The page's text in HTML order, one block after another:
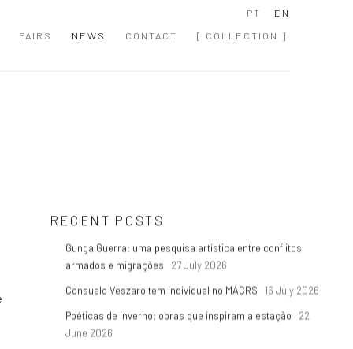
FAIRS NEWS CONTACT [ COLLECTION ]
PT EN
RECENT POSTS
Gunga Guerra: uma pesquisa artística entre conflitos
armados e migrações
27 July 2026
Consuelo Veszaro tem individual no MACRS
16 July 2026
Poéticas de inverno: obras que inspiram a estação
22
June 2026